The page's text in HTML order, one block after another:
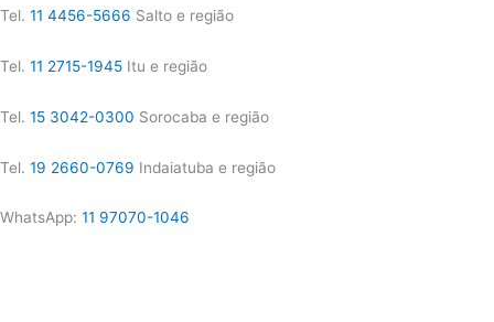
Tel. 11 4456-5666 Salto e região
Tel. 11 2715-1945 Itu e região
Tel. 15 3042-0300 Sorocaba e região
Tel. 19 2660-0769 Indaiatuba e região
WhatsApp: 11 97070-1046